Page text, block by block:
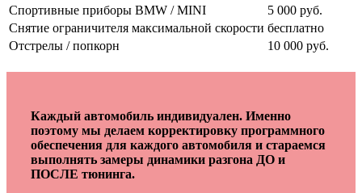
Спортивные приборы BMW / MINI
5 000 руб.
Снятие ограничителя максимальной скорости бесплатно
Отстрелы / попкорн
10 000 руб.
Каждый автомобиль индивидуален. Именно
поэтому мы делаем корректировку программного
обеспечения для каждого автомобиля и стараемся
выполнять замеры динамики разгона ДО и
ПОСЛЕ тюнинга.